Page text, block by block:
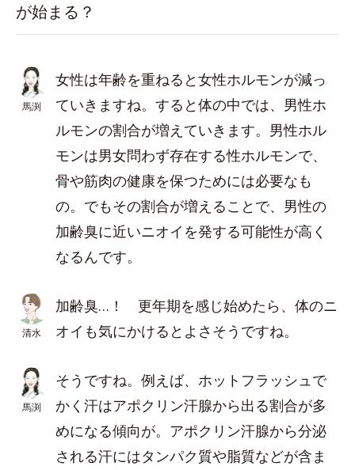
が始まる？
馬渕
女性は年齢を重ねると女性ホルモンが減っ
ていきますね。すると体の中では、男性ホ
ルモンの割合が増えていきます。男性ホル
モンは男女問わず存在する性ホルモンで、
骨や筋肉の健康を保つためには必要なも
の。でもその割合が増えることで、男性の
加齢臭に近いニオイを発する可能性が高く
なるんです。
清水
加齢臭…！ 更年期を感じ始めたら、体のニ
オイも気にかけるとよさそうですね。
馬渕
そうですね。例えば、ホットフラッシュで
かく汗はアポクリン汗腺から出る割合が多
めになる傾向が。アポクリン汗腺から分泌
される汗にはタンパク質や脂質などが含ま